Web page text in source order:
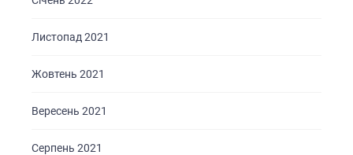
Листопад 2021
Жовтень 2021
Вересень 2021
Серпень 2021